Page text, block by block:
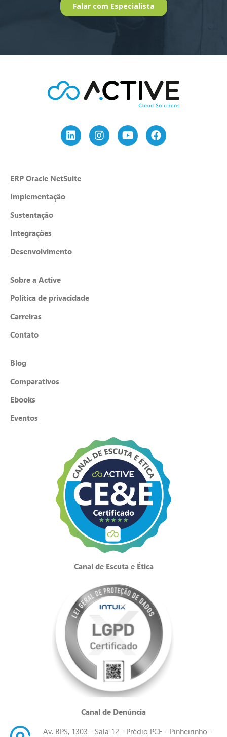
ERP Oracle NetSuite
Implementação
Sustentação
Integrações
Desenvolvimento
Sobre a Active
Política de privacidade
Carreiras
Contato
Blog
Comparativos
Ebooks
Eventos
Canal de Escuta e Ética
Canal de Denúncia
Av. BPS, 1303 - Sala 12 - Prédio PCE - Pinheirinho -